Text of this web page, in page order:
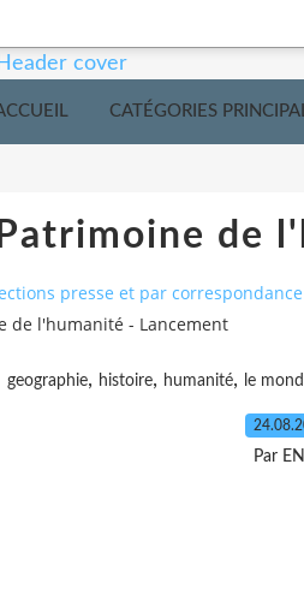
CATÉGORIES
de
presse et par correspondance
de l'humanité - Lancement
geographie, histoire, humanité, le
Par